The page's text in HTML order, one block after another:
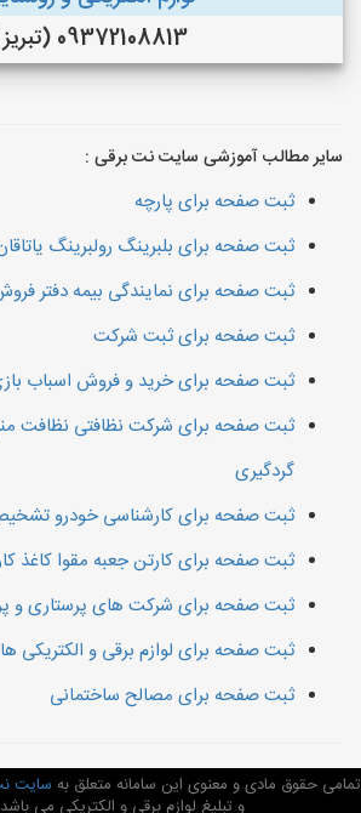
09372108813 (تبریز)
سایر مطالب آموزشی سایت نت برقی :
ثبت صفحه برای پارچه
ثبت صفحه برای بلبرینگ رولبرینگ
ثبت صفحه برای نمایندگی بیمه دفتر
ثبت صفحه برای ثبت شرکت
ثبت صفحه برای خرید و فروش اسباب
ثبت صفحه برای شرکت نظافتی نظافت
گردگیری
ثبت صفحه برای کارشناسی خودرو
ثبت صفحه برای کارتن جعبه مقوا کاغذ
ثبت صفحه برای شرکت های پرستاری و
ثبت صفحه برای لوازم برقی و الکتریکی ها
ثبت صفحه برای مصالح ساختمانی
تمامی حقوق مادی و معنوی این سامانه متعلق به سایت
و تبلیغ لوازم برقی و الکتریکی می باشد